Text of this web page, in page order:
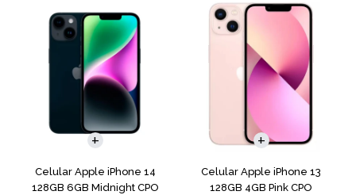
Celular Apple iPhone 14
128GB 6GB Midnight CPO
COMPARAR
Celular Apple iPhone 13
128GB 4GB Pink CPO